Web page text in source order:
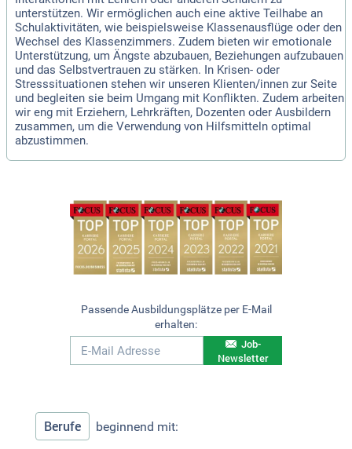
unterstützen. Wir ermöglichen auch eine aktive Teilhabe an
Schulaktivitäten, wie beispielsweise Klassenausflüge oder den
Wechsel des Klassenzimmers. Zudem bieten wir emotionale
Unterstützung, um Ängste abzubauen, Beziehungen aufzubauen
und das Selbstvertrauen zu stärken. In Krisen- oder
Stresssituationen stehen wir unseren Klienten/innen zur Seite
und begleiten sie beim Umgang mit Konflikten. Zudem arbeiten
wir eng mit Erziehern, Lehrkräften, Dozenten oder Ausbildern
zusammen, um die Verwendung von Hilfsmitteln optimal
abzustimmen.
Passende Ausbildungsplätze per E-Mail
erhalten:
Job-
Newsletter
Berufe beginnend mit: